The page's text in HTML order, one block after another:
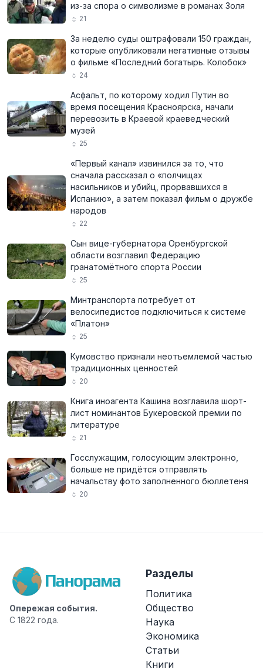
из-за спора о символизме в романах Золя
21
За неделю суды оштрафовали 150 граждан,
которые опубликовали негативные отзывы
о фильме «Последний богатырь. Колобок»
24
Асфальт, по которому ходил Путин во
время посещения Красноярска, начали
перевозить в Краевой краеведческий
музей
25
«Первый канал» извинился за то, что
сначала рассказал о «полчищах
насильников и убийц, прорвавшихся в
Испанию», а затем показал фильм о дружбе
народов
22
Сын вице-губернатора Оренбургской
области возглавил Федерацию
гранатомётного спорта России
25
Минтранспорта потребует от
велосипедистов подключиться к системе
«Платон»
25
Кумовство признали неотъемлемой частью
традиционных ценностей
20
Книга иноагента Кашина возглавила шорт-
лист номинантов Букеровской премии по
литературе
21
Госслужащим, голосующим электронно,
больше не придётся отправлять
начальству фото заполненного бюллетеня
20
Опережая события.
С 1822 года.
Разделы
Политика
Общество
Наука
Экономика
Статьи
Книги